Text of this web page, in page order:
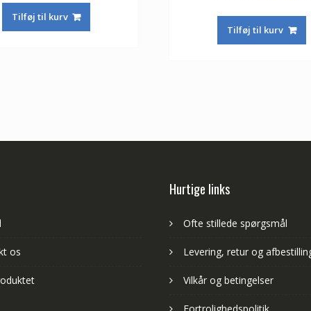
pris
var:
Tilføj til kurv
pris
var:
Tilføj til kurv
os
Hurtige links
Ofte stillede spørgsmål
Levering, retur og
Vilkår og betingelser
Fortrolighedspolitik